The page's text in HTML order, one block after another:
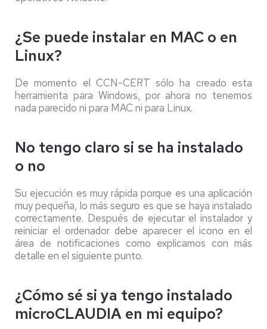
¿Se puede instalar en MAC o en
Linux?
De momento el CCN-CERT sólo ha creado esta
herramienta para Windows, por ahora no tenemos
nada parecido ni para MAC ni para Linux.
No tengo claro si se ha instalado
o no
Su ejecución es muy rápida porque es una aplicación
muy pequeña, lo más seguro es que se haya instalado
correctamente. Después de ejecutar el instalador y
reiniciar el ordenador debe aparecer el icono en el
área de notificaciones como explicamos con más
detalle en el siguiente punto.
¿Cómo sé si ya tengo instalado
microCLAUDIA en mi equipo?